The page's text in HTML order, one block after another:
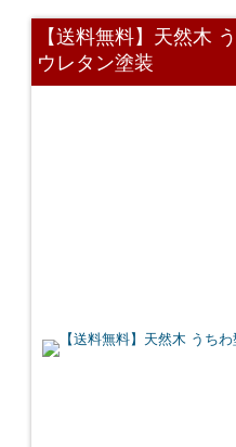
【送料無料】天然木
ウレタン塗装